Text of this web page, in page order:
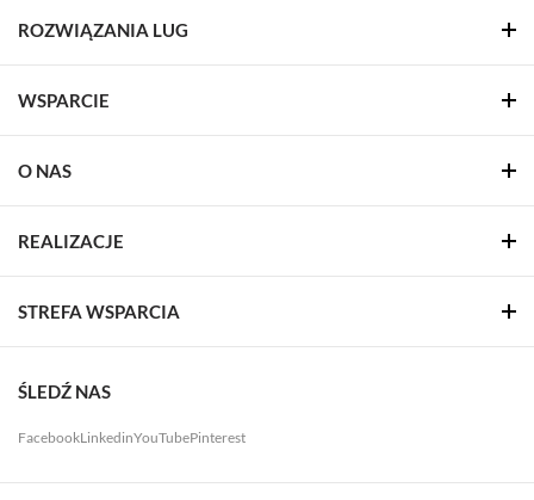
ROZWIĄZANIA LUG
WSPARCIE
O NAS
REALIZACJE
STREFA WSPARCIA
ŚLEDŹ NAS
FacebookLinkedinYouTubePinterest